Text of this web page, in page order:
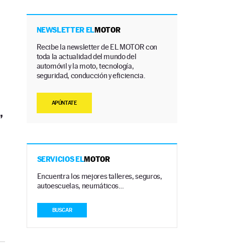
NEWSLETTER ELMOTOR
Recibe la newsletter de EL MOTOR con
toda la actualidad del mundo del
automóvil y la moto, tecnología,
seguridad, conducción y eficiencia.
APÚNTATE
SERVICIOS ELMOTOR
Encuentra los mejores talleres, seguros,
autoescuelas, neumáticos…
BUSCAR